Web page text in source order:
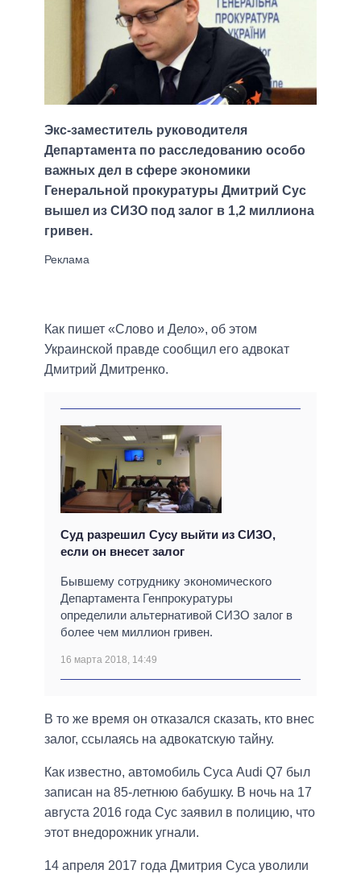
Экс-заместитель руководителя
Департамента по расследованию особо
важных дел в сфере экономики
Генеральной прокуратуры Дмитрий Сус
вышел из СИЗО под залог в 1,2 миллиона
гривен.
Как пишет «Слово и Дело», об этом
Украинской правде сообщил его адвокат
Дмитрий Дмитренко.
Суд разрешил Сусу выйти из СИЗО,
если он внесет залог
Бывшему сотруднику экономического
Департамента Генпрокуратуры
определили альтернативой СИЗО залог в
более чем миллион гривен.
16 марта 2018, 14:49
В то же время он отказался сказать, кто внес
залог, ссылаясь на адвокатскую тайну.
Как известно, автомобиль Суса Audi Q7 был
записан на 85-летнюю бабушку. В ночь на 17
августа 2016 года Сус заявил в полицию, что
этот внедорожник угнали.
14 апреля 2017 года Дмитрия Суса уволили